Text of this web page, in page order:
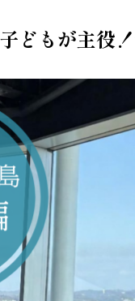
どもが主役